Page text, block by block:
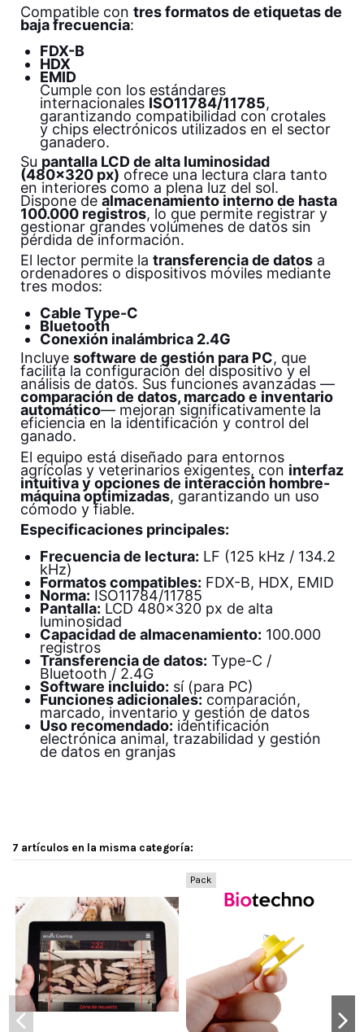
Compatible con tres formatos de etiquetas de
baja frecuencia:
FDX-B
HDX
EMID
Cumple con los estándares
internacionales ISO11784/11785,
garantizando compatibilidad con crotales
y chips electrónicos utilizados en el sector
ganadero.
Su pantalla LCD de alta luminosidad
(480×320 px) ofrece una lectura clara tanto
en interiores como a plena luz del sol.
Dispone de almacenamiento interno de hasta
100.000 registros, lo que permite registrar y
gestionar grandes volúmenes de datos sin
pérdida de información.
El lector permite la transferencia de datos a
ordenadores o dispositivos móviles mediante
tres modos:
Cable Type-C
Bluetooth
Conexión inalámbrica 2.4G
Incluye software de gestión para PC, que
facilita la configuración del dispositivo y el
análisis de datos. Sus funciones avanzadas —
comparación de datos, marcado e inventario
automático— mejoran significativamente la
eficiencia en la identificación y control del
ganado.
El equipo está diseñado para entornos
agrícolas y veterinarios exigentes, con interfaz
intuitiva y opciones de interacción hombre-
máquina optimizadas, garantizando un uso
cómodo y fiable.
Especificaciones principales:
Frecuencia de lectura: LF (125 kHz / 134.2
kHz)
Formatos compatibles: FDX-B, HDX, EMID
Norma: ISO11784/11785
Pantalla: LCD 480×320 px de alta
luminosidad
Capacidad de almacenamiento: 100.000
registros
Transferencia de datos: Type-C /
Bluetooth / 2.4G
Software incluido: sí (para PC)
Funciones adicionales: comparación,
marcado, inventario y gestión de datos
Uso recomendado: identificación
electrónica animal, trazabilidad y gestión
de datos en granjas
7 artículos en la misma categoría:
Pack